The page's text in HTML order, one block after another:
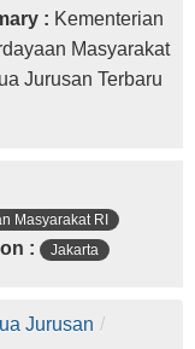
: Kementerian
Masyarakat
Jurusan Terbaru
Masyarakat RI
: Jakarta
Jurusan /